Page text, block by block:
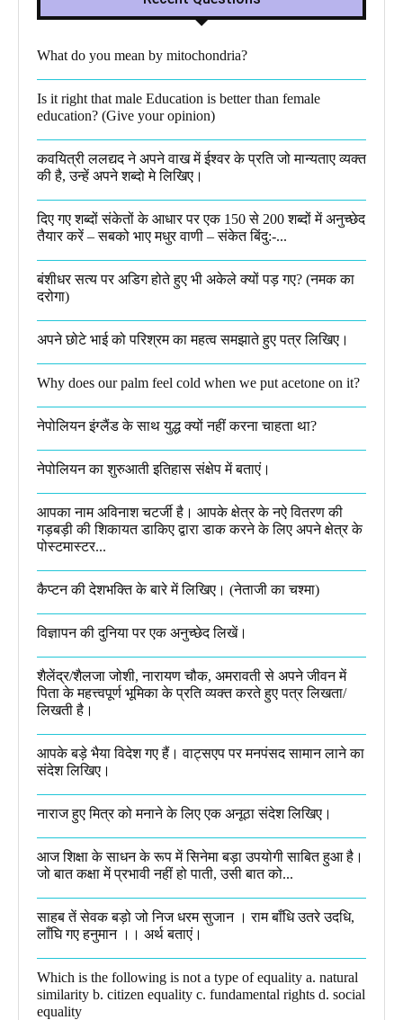
What do you mean by mitochondria?​
Is it right that male Education is better than female
education? (Give your opinion)
कवयित्री ललद्यद ने अपने वाख में ईश्वर के प्रति जो मान्यताए व्यक्त
की है, उन्हें अपने शब्दो मे लिखिए।
दिए गए शब्दों संकेतों के आधार पर एक 150 से 200 शब्दों में अनुच्छेद
तैयार करें – सबको भाए मधुर वाणी – संकेत बिंदु:-...
बंशीधर सत्य पर अडिग होते हुए भी अकेले क्यों पड़ गए? (नमक का
दरोगा)
अपने छोटे भाई को परिश्रम का महत्व समझाते हुए पत्र लिखिए।
Why does our palm feel cold when we put acetone on it?
नेपोलियन इंग्लैंड के साथ युद्ध क्यों नहीं करना चाहता था​?
नेपोलियन का शुरुआती इतिहास संक्षेप में बताएं।
आपका नाम अविनाश चटर्जी है। आपके क्षेत्र के नऐ वितरण की
गड़बड़ी की शिकायत डाकिए द्वारा डाक करने के लिए अपने क्षेत्र के
पोस्टमास्टर...
कैप्टन की देशभक्ति के बारे में लिखिए।​ (नेताजी का चश्मा)
विज्ञापन की दुनिया पर एक अनुच्छेद लिखें।
शैलेंद्र/शैलजा जोशी, नारायण चौक, अमरावती से अपने जीवन में
पिता के महत्त्वपूर्ण भूमिका के प्रति व्यक्त करते हुए पत्र लिखता/
लिखती है।​
आपके बड़े भैया विदेश गए हैं। वाट्सएप पर मनपंसद सामान लाने का
संदेश लिखिए।
नाराज हुए मित्र को मनाने के लिए एक अनूठा संदेश लिखिए।
आज शिक्षा के साधन के रूप में सिनेमा बड़ा उपयोगी साबित हुआ है।
जो बात कक्षा में प्रभावी नहीं हो पाती, उसी बात को...
साहब तें सेवक बड़ो जो निज धरम सुजान । राम बाँधि उतरे उदधि,
लाँघि गए हनुमान ।।​ अर्थ बताएं।
Which is the following is not a type of equality a. natural
similarity b. citizen equality c. fundamental rights d. social
equality​